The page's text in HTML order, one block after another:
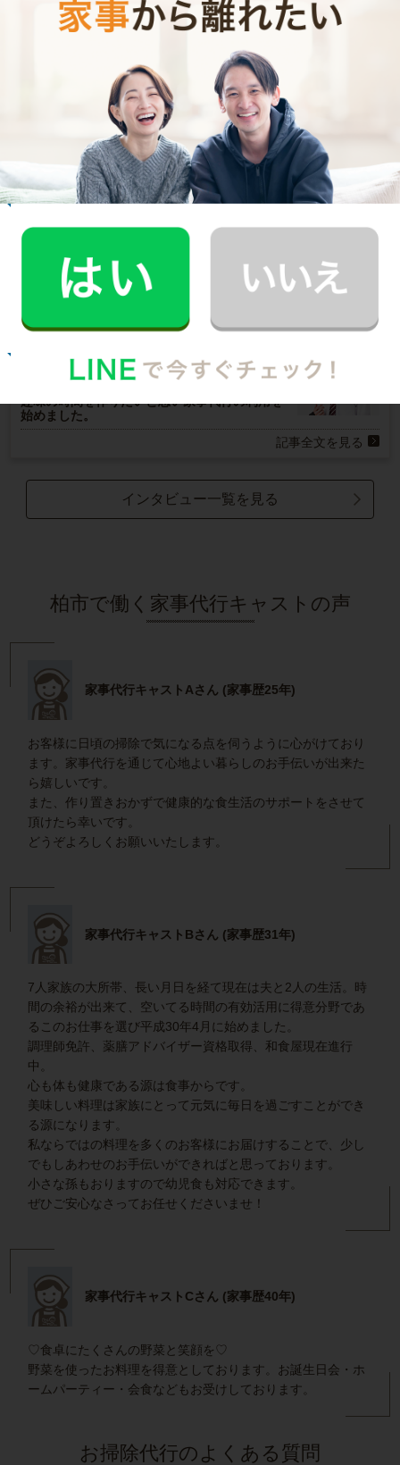
お掃除代行のサービス料金
ご利用者インタビュー
Customer Interview
お掃除
20代 女性 1人暮らし
る癖がつきました。
記事全文を見る
30代 男性 1人暮らし
趣味の時間を作りたいと思い家事代行の利用を
始めました。
記事全文を見る
インタビュー一覧を見る
柏市で働く家事代行キャストの声
家事代行キャストAさん (家事歴25年)
お客様に日頃の掃除で気になる点を伺うように心がけており
ます。家事代行を通じて心地よい暮らしのお手伝いが出来た
ら嬉しいです。
また、作り置きおかずで健康的な食生活のサポートをさせて
頂けたら幸いです。
どうぞよろしくお願いいたします。
家事代行キャストBさん (家事歴31年)
7人家族の大所帯、長い月日を経て現在は夫と2人の生活。時
間の余裕が出来て、空いてる時間の有効活用に得意分野であ
るこのお仕事を選び平成30年4月に始めました。
調理師免許、薬膳アドバイザー資格取得、和食屋現在進行
中。
心も体も健康である源は食事からです。
美味しい料理は家族にとって元気に毎日を過ごすことができ
る源になります。
私ならではの料理を多くのお客様にお届けすることで、少し
でもしあわせのお手伝いができればと思っております。
小さな孫もおりますので幼児食も対応できます。
ぜひご安心なさってお任せくださいませ！
家事代行キャストCさん (家事歴40年)
♡食卓にたくさんの野菜と笑顔を♡
野菜を使ったお料理を得意としております。お誕生日会・ホ
ームパーティー・会食などもお受けしております。
お掃除代行のよくある質問